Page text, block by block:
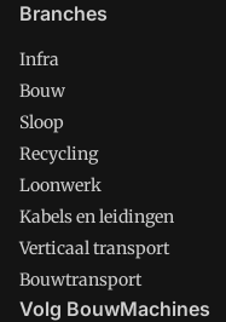
Branches
Infra
Bouw
Sloop
Recycling
Loonwerk
Kabels en leidingen
Verticaal transport
Bouwtransport
Volg BouwMachines